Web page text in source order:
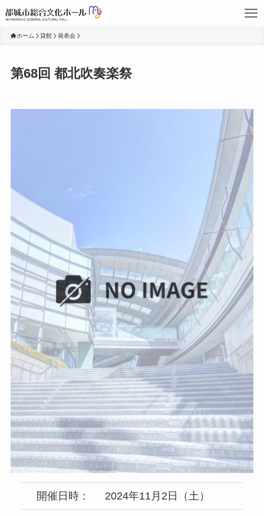
ホーム 貸館 発表会
第68回 都北吹奏楽祭
開催日時： 2024年11月2日（土）